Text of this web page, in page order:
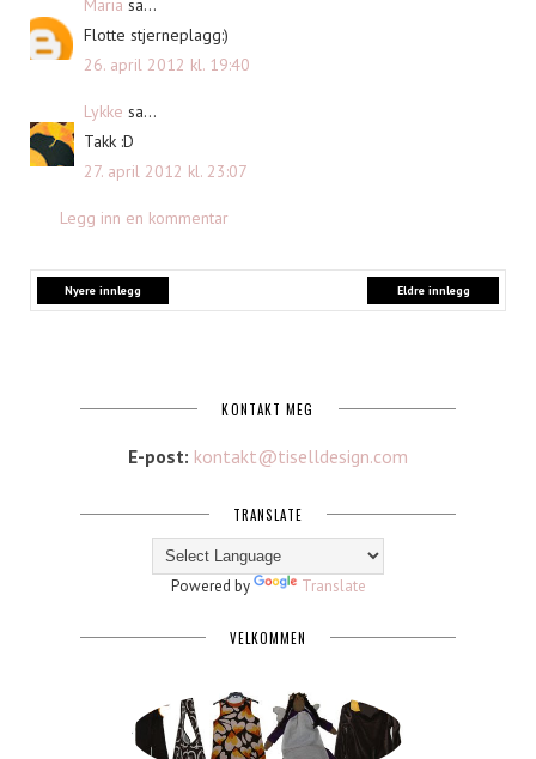
Maria sa...
Flotte stjerneplagg:)
26. april 2012 kl. 19:40
Lykke sa...
Takk :D
27. april 2012 kl. 23:07
Legg inn en kommentar
Nyere innlegg Eldre innlegg
KONTAKT MEG
E-post: kontakt@tiselldesign.com
TRANSLATE
Powered by Translate
VELKOMMEN